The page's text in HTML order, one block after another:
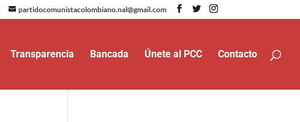
partidocomunistacolombiano.nal@gmail.com
Transparencia Bancada Únete al PCC Contacto